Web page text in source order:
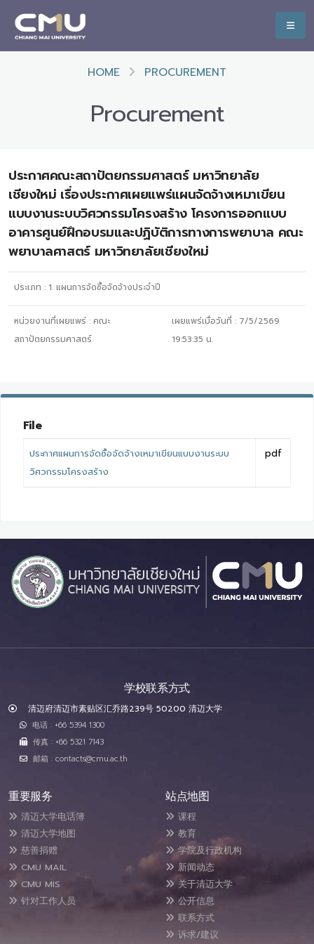
HOME PROCUREMENT
Procurement
ประกาศคณะสถาปัตยกรรมศาสตร์ มหาวิทยาลัย
เชียงใหม่ เรื่องประกาศเผยแพร่แผนจัดจ้างเหมาเขียน
แบบงานระบบวิศวกรรมโครงสร้าง โครงการออกแบบ
อาคารศูนย์ฝึกอบรมและปฏิบัติการทางการพยาบาล คณะ
พยาบาลศาสตร์ มหาวิทยาลัยเชียงใหม่
ประเภท : 1. แผนการจัดซื้อจัดจ้างประจำปี
หน่วยงานที่เผยแพร่ : คณะ
สถาปัตยกรรมศาสตร์
เผยแพร่เมื่อวันที่ : 7/5/2569
19:53:35 น.
File
ประกาศแผนการจัดซื้อจัดจ้างเหมาเขียนแบบงานระบบ
วิศวกรรมโครงสร้าง
pdf
学校联系方式
清迈府清迈市素贴区汇乔路239号 50200 清迈大学
电话 : +66 5394 1300
传真 : +66 5321 7143
邮箱 : contacts@cmu.ac.th
重要服务
清迈大学电话簿
清迈大学地图
慈善捐赠
CMU MAIL
CMU MIS
针对工作人员
站点地图
课程
教育
学院及行政机构
新闻动态
关于清迈大学
公开信息
联系方式
诉求/建议